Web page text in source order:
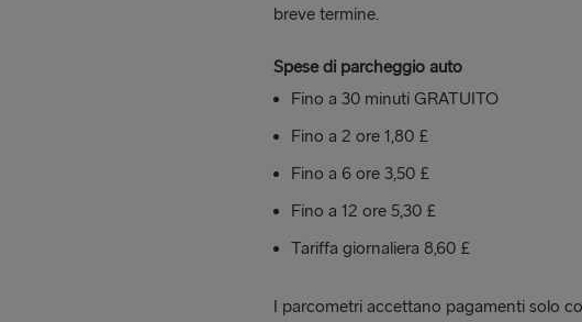
breve termine.
Spese di parcheggio auto
Fino a 30 minuti GRATUITO
Fino a 2 ore 1,80 £
Fino a 6 ore 3,50 £
Fino a 12 ore 5,30 £
Tariffa giornaliera 8,60 £
I parcometri accettano pagamenti solo